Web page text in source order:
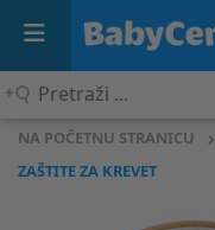
Pretraži
NA POČETNU STRANICU
ZAŠTITE ZA KREVET